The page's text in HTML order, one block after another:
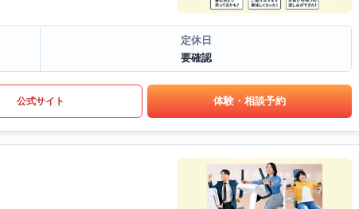
定休日
要確認
公式サイト 体験・相談予約